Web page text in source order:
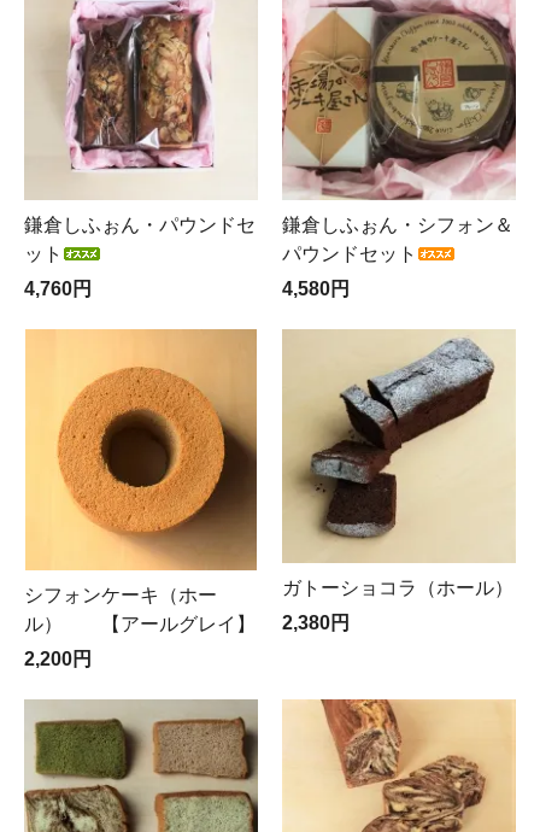
鎌倉しふぉん・パウンドセ
ット
4,760円
鎌倉しふぉん・シフォン＆
パウンドセット
4,580円
シフォンケーキ（ホー
ル） 【アールグレイ】
2,200円
ガトーショコラ（ホール）
2,380円